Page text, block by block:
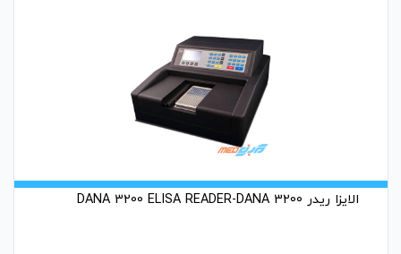
الایزا ریدر DANA 3200 ELISA READER-DANA 3200